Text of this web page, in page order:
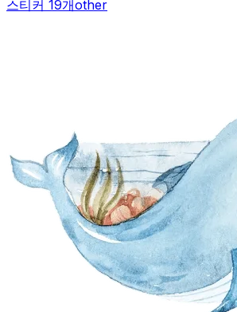
스티커 19개other